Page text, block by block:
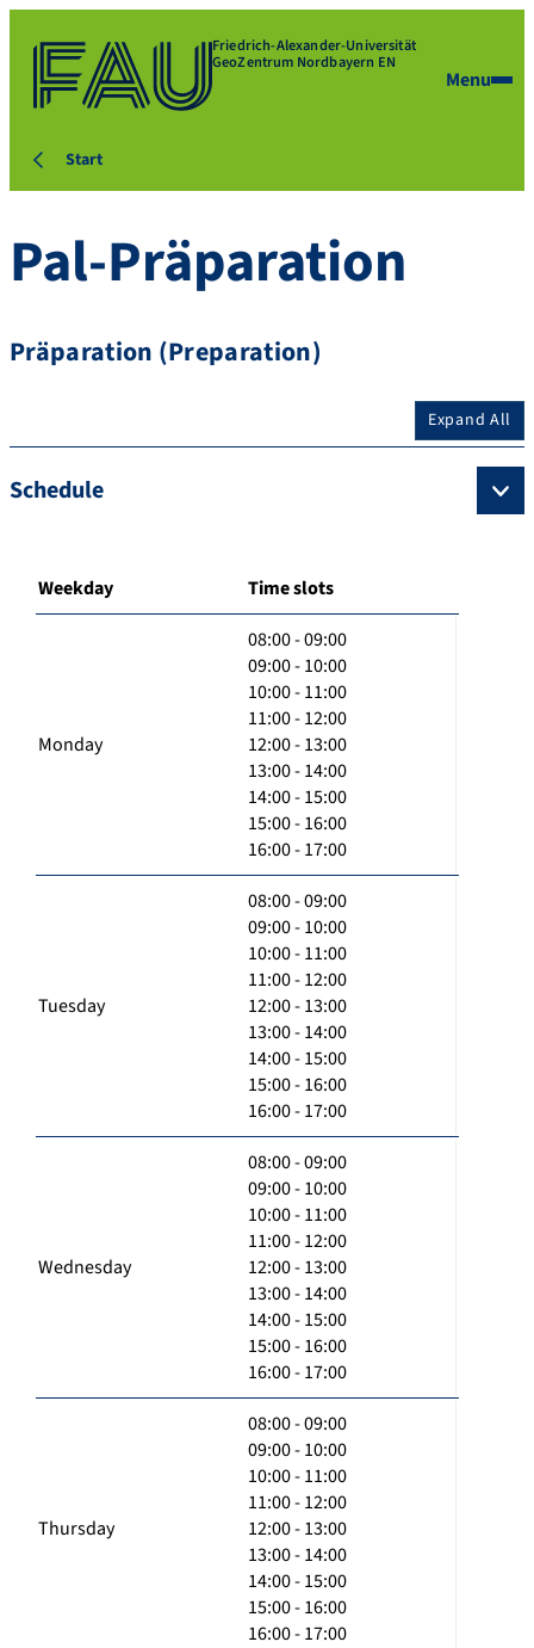
Friedrich-Alexander-Universität
GeoZentrum Nordbayern EN
Menu
Start
Pal-Präparation
Präparation (Preparation)
Expand All
Schedule
Weekday Time slots
Monday
08:00 - 09:00
09:00 - 10:00
10:00 - 11:00
11:00 - 12:00
12:00 - 13:00
13:00 - 14:00
14:00 - 15:00
15:00 - 16:00
16:00 - 17:00
Tuesday
08:00 - 09:00
09:00 - 10:00
10:00 - 11:00
11:00 - 12:00
12:00 - 13:00
13:00 - 14:00
14:00 - 15:00
15:00 - 16:00
16:00 - 17:00
Wednesday
08:00 - 09:00
09:00 - 10:00
10:00 - 11:00
11:00 - 12:00
12:00 - 13:00
13:00 - 14:00
14:00 - 15:00
15:00 - 16:00
16:00 - 17:00
Thursday
08:00 - 09:00
09:00 - 10:00
10:00 - 11:00
11:00 - 12:00
12:00 - 13:00
13:00 - 14:00
14:00 - 15:00
15:00 - 16:00
16:00 - 17:00